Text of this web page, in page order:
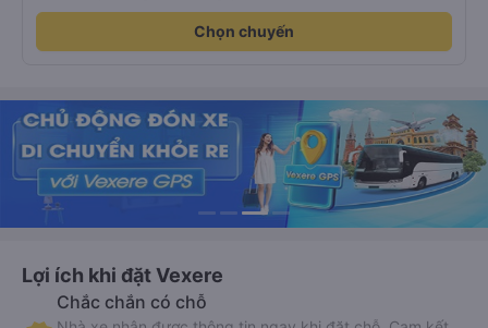
Chọn chuyến
Lợi ích khi đặt Vexere
Chắc chắn có chỗ